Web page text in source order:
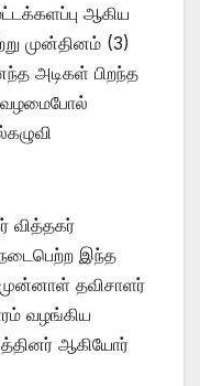
ஆகிய
முன்தினம் (3)
அடிகள் பிறந்த
வழமைபோல்
வித்தகர்
நடைபெற்ற இந்த
முன்னாள் தவிசாளர்
வழங்கிய
ஆகியோர்